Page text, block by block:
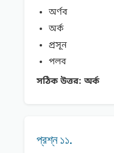
অর্ণব
অর্ক
প্রসূন
পলব
সঠিক উত্তর: অর্ক
প্রশ্ন ১১.